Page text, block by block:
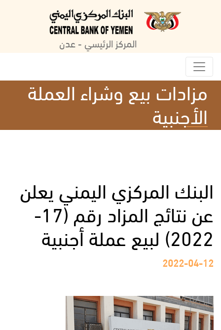
المركز الرئيسي - عدن
مزادات بيع وشراء العملة
الأجنبية
البنك المركزي اليمني يعلن
عن نتائج المزاد رقم (17-
2022) لبيع عملة أجنبية
2022-04-12